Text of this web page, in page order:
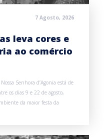
7 Agosto, 2026
leva cores e
ao comércio
Senhora d’Agonia está de
os dias 9 e 22 de agosto,
da maior festa da